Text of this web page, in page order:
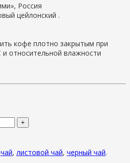
Россия
цейлонский .
кофе плотно закрытым при
и относительной влажности
+
чай, листовой чай, черный чай.